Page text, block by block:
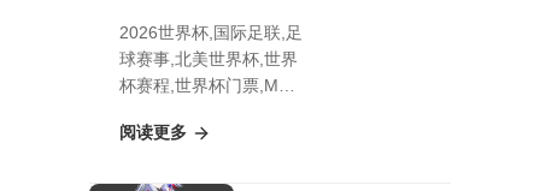
2026世界杯,国际足联,足
球赛事,北美世界杯,世界
杯赛程,世界杯门票,MH
推荐
阅读更多